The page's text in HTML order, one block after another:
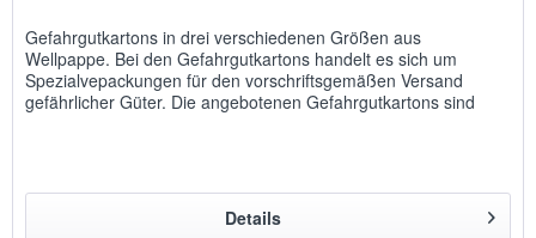
Gefahrgutkartons in drei verschiedenen Größen aus
Wellpappe. Bei den Gefahrgutkartons handelt es sich um
Spezialvepackungen für den vorschriftsgemäßen Versand
gefährlicher Güter. Die angebotenen Gefahrgutkartons sind
Details